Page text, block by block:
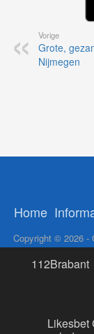
Vorige
Grote,
Nijmegen
Home
Copyright © 2026 -
112Brabant
Likesbet